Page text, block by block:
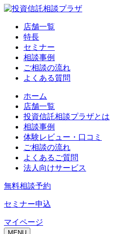
店舗一覧
特長
セミナー
相談事例
ご相談の流れ
よくある質問
ホーム
店舗一覧
投資信託相談プラザとは
相談事例
体験レビュー・口コミ
ご相談の流れ
よくあるご質問
法人向けサービス
無料相談予約
セミナー申込
マイページ